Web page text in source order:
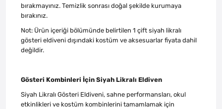
bırakmayınız. Temizlik sonrası doğal şekilde kurumaya
bırakınız.
Not: Ürün içeriği bölümünde belirtilen 1 çift siyah likralı
gösteri eldiveni dışındaki kostüm ve aksesuarlar fiyata dahil
değildir.
Gösteri Kombinleri İçin Siyah Likralı Eldiven
Siyah Likralı Gösteri Eldiveni, sahne performansları, okul
etkinlikleri ve kostüm kombinlerini tamamlamak için